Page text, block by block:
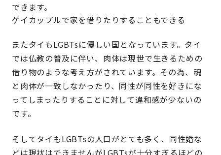
できます。
ゲイカップルで家を借りたりすることもできる
またタイもLGBTsに優しい国となっています。タイ
では仏教の普及に伴い、肉体は現世で生きるための
借り物のような考え方がされています。その為、魂
と肉体が一致しなかったり、同性が同性を好きにな
ってしまったりすることに対して違和感が少ないの
です。
そしてタイもLGBTsの人口がとても多く、同性婚な
どは現状はできませんがLGBTsが十分すぎるほどの